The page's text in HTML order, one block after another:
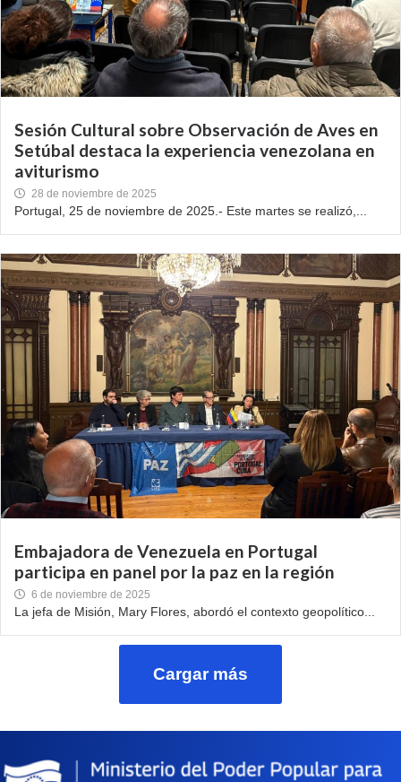
Sesión Cultural sobre Observación de Aves en
Setúbal destaca la experiencia venezolana en
aviturismo
28 de noviembre de 2025
Portugal, 25 de noviembre de 2025.- Este martes se realizó,...
Embajadora de Venezuela en Portugal
participa en panel por la paz en la región
6 de noviembre de 2025
La jefa de Misión, Mary Flores, abordó el contexto geopolítico...
Cargar más